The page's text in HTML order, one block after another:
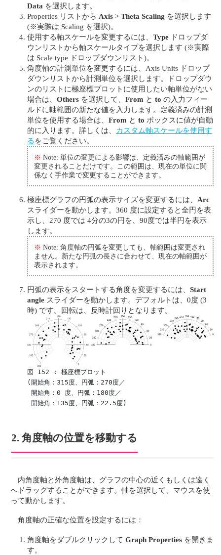
Data を選択します。
Properties リストから Axis > Theta Scaling を選択します
(※実際は Scaling を選択)。
使用する軸スケールを変更するには、 Type ドロップダ
ウンリストから軸スケールタイプを選択します (※実際
は Scale type ドロップダウンリスト)。
角度軸の計測単位を変更するには、Axis Units ドロップ
ダウンリストから計測単位を選択します。ドロップダウ
ンのリストに極座標プロットに使用したい軸単位がない
場合は、 Others を選択して、 From と to の入力フィー
ルドに軸範囲の新たな値を入力します。定義済みの計測
単位を使用する場合は、 From と to ボックスに値が自動
的に入ります。詳しくは、
カスタム軸スケールを使用す
る をご覧ください。
※ Note: 単位の変更による影響は、定義済みの軸範囲が
変更されることだけです。この範囲は、現在の単位に関
係なく手作業で変更することができます。
極座標グラフの円弧の表示サイズを変更するには、 Arc
スライダーを動かします。360 度に設定すると全円を表
示し、270 度では 4分の3の円を、90度では半円を表示
します。
※ Note: 角度軸の円弧を変更しても、軸範囲は変更され
ません。新たな円弧の長さに合わせて、現在の軸範囲が
表示されます。
円弧の表示をスタートする角度を変更するには、 Start
angle スライダーを動かします。デフォルトは、0度 (3
時) です。回転は、反時計回りとなります。
図 152 : 極座標プロット
(開始角：315度、円弧：270度／
開始角：0 度、円弧：180度／
開始角：135度、円弧：22.5度)
2. 角度軸の位置を移動する
内角度軸と外角度軸は、グラフの中心の近くもしくは遠く
へドラッグすることができます。軸を選択して、マウスを使
って動かします。
角度軸の正確な位置を設定するには：
角度軸をダブルクリックして Graph Properties を開きま
す。